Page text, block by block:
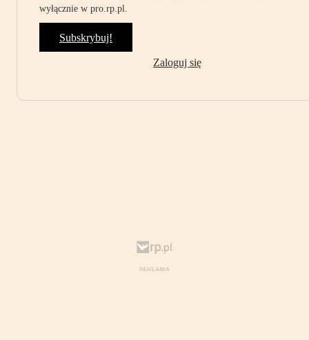
wyłącznie w pro.rp.pl.
Subskrybuj!
Zaloguj się